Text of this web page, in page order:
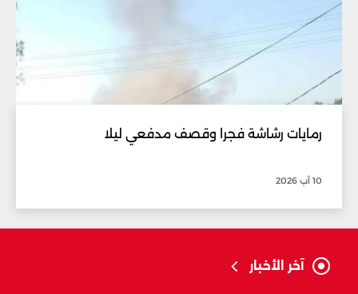
رمايات رشاشة فجرا وقصف مدفعي ليلا
10 آب 2026
آخر الأخبار